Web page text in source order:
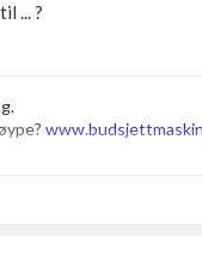
... ?